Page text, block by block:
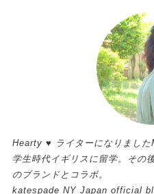
Hearty ♥ ライターになりました
学生時代イギリスに留学。その
のブランドとコラボ。
katespade NY Japan official